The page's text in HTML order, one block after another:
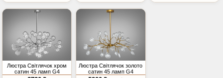
Люстра Світлячок хром
сатин 45 ламп G4
Люстра Світлячок золото
сатин 45 ламп G4